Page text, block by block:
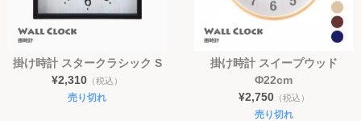
お問い合わせ
掛け時計 スタークラシック S
¥2,310 （税込）
売り切れ
掛け時計 スイープウッド
Φ22cm
¥2,750（税込）
売り切れ